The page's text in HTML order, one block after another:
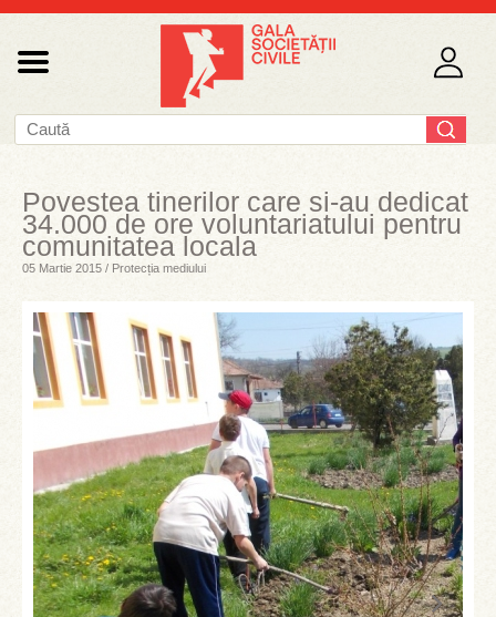
Povestea tinerilor care si-au dedicat
34.000 de ore voluntariatului pentru
comunitatea locala
05 Martie 2015 / Protecția mediului